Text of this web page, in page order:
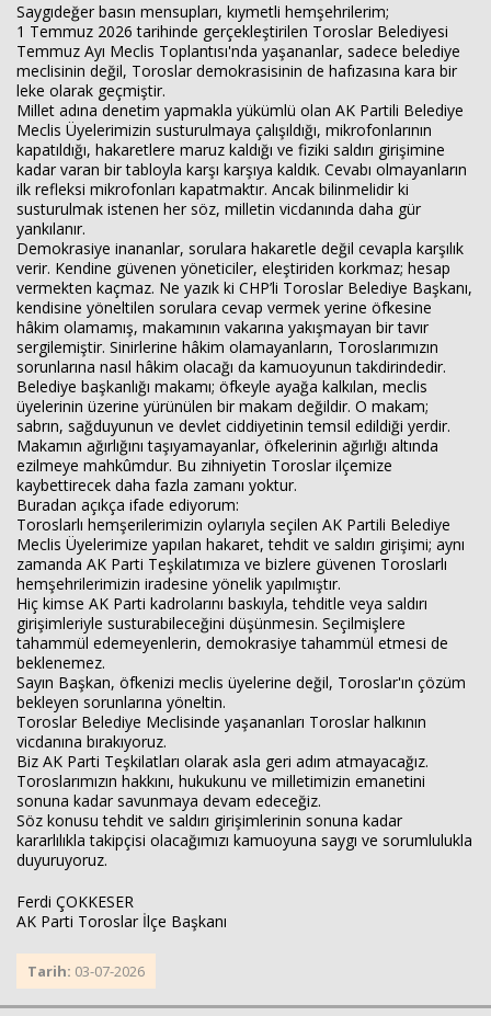
Saygıdeğer basın mensupları, kıymetli hemşehrilerim;
1 Temmuz 2026 tarihinde gerçekleştirilen Toroslar Belediyesi
Temmuz Ayı Meclis Toplantısı'nda yaşananlar, sadece belediye
meclisinin değil, Toroslar demokrasisinin de hafızasına kara bir
leke olarak geçmiştir.
Millet adına denetim yapmakla yükümlü olan AK Partili Belediye
Meclis Üyelerimizin susturulmaya çalışıldığı, mikrofonlarının
kapatıldığı, hakaretlere maruz kaldığı ve fiziki saldırı girişimine
kadar varan bir tabloyla karşı karşıya kaldık. Cevabı olmayanların
ilk refleksi mikrofonları kapatmaktır. Ancak bilinmelidir ki
susturulmak istenen her söz, milletin vicdanında daha gür
yankılanır.
Demokrasiye inananlar, sorulara hakaretle değil cevapla karşılık
verir. Kendine güvenen yöneticiler, eleştiriden korkmaz; hesap
vermekten kaçmaz. Ne yazık ki CHP’li Toroslar Belediye Başkanı,
kendisine yöneltilen sorulara cevap vermek yerine öfkesine
hâkim olamamış, makamının vakarına yakışmayan bir tavır
sergilemiştir. Sinirlerine hâkim olamayanların, Toroslarımızın
sorunlarına nasıl hâkim olacağı da kamuoyunun takdirindedir.
Belediye başkanlığı makamı; öfkeyle ayağa kalkılan, meclis
üyelerinin üzerine yürünülen bir makam değildir. O makam;
sabrın, sağduyunun ve devlet ciddiyetinin temsil edildiği yerdir.
Makamın ağırlığını taşıyamayanlar, öfkelerinin ağırlığı altında
ezilmeye mahkûmdur. Bu zihniyetin Toroslar ilçemize
kaybettirecek daha fazla zamanı yoktur.
Buradan açıkça ifade ediyorum:
Toroslarlı hemşerilerimizin oylarıyla seçilen AK Partili Belediye
Meclis Üyelerimize yapılan hakaret, tehdit ve saldırı girişimi; aynı
zamanda AK Parti Teşkilatımıza ve bizlere güvenen Toroslarlı
hemşehrilerimizin iradesine yönelik yapılmıştır.
Hiç kimse AK Parti kadrolarını baskıyla, tehditle veya saldırı
girişimleriyle susturabileceğini düşünmesin. Seçilmişlere
tahammül edemeyenlerin, demokrasiye tahammül etmesi de
beklenemez.
Sayın Başkan, öfkenizi meclis üyelerine değil, Toroslar'ın çözüm
bekleyen sorunlarına yöneltin.
Toroslar Belediye Meclisinde yaşananları Toroslar halkının
vicdanına bırakıyoruz.
Biz AK Parti Teşkilatları olarak asla geri adım atmayacağız.
Toroslarımızın hakkını, hukukunu ve milletimizin emanetini
sonuna kadar savunmaya devam edeceğiz.
Söz konusu tehdit ve saldırı girişimlerinin sonuna kadar
kararlılıkla takipçisi olacağımızı kamuoyuna saygı ve sorumlulukla
duyuruyoruz.
Ferdi ÇOKKESER
AK Parti Toroslar İlçe Başkanı
Tarih: 03-07-2026
Haberin Doğru Adresi.